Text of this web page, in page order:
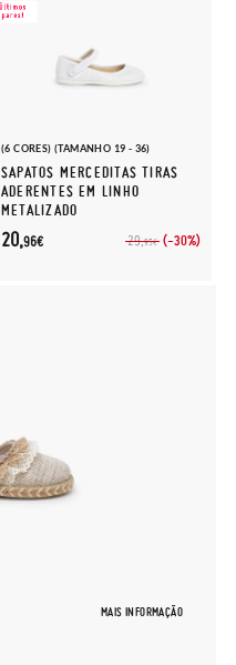
(6 CORES) (TAMANHO 19 - 36)
SAPATOS MERCEDITAS TIRAS
ADERENTES EM LINHO
METALIZADO
29,95€ (-30%)
20,96€
MAIS INFORMAÇÃO